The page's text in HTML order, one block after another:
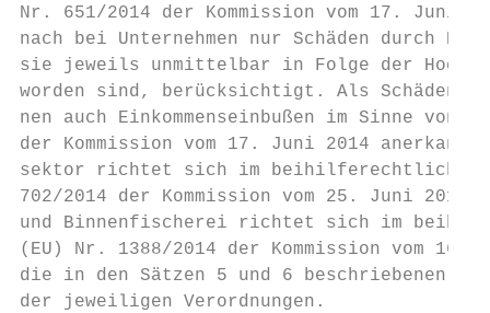
Nr. 651/2014 der Kommission vom 17. Juni
nach bei Unternehmen nur Schäden durch
sie jeweils unmittelbar in Folge der
worden sind, berücksichtigt. Als Schäden
nen auch Einkommenseinbußen im Sinne
der Kommission vom 17. Juni 2014
sektor richtet sich im beihilferechtlichen
702/2014 der Kommission vom 25. Juni
und Binnenfischerei richtet sich im
(EU) Nr. 1388/2014 der Kommission vom
die in den Sätzen 5 und 6 beschriebenen
der jeweiligen Verordnungen.